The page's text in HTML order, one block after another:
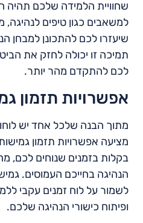
שחוויית הלמידה שלכם תהיה
למשאבים כגון טיפים לנהיגה,
שיעזרו לכם להתכונן למבחן
תמיכה זו יכולה לחזק את
לכם להתקדם מהר יותר.
אפשרויות תזמון
מתוך הבנה שלכל אחד יש
מציעה אפשרויות תזמון
בקלות בזמנים שנוחים לכם,
הנהיגה בחייכם העמוסים.
לשמור על לוח זמנים עקבי
ופיתוח כישורי הנהיגה שלכם.